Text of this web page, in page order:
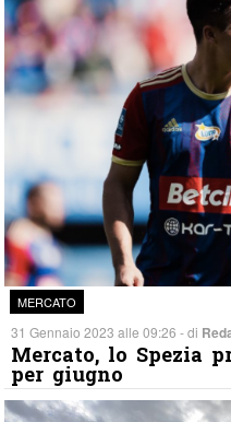
MERCATO
31 Gennaio 2023 alle 09:26 - di
Mercato, lo Spezia
per giugno